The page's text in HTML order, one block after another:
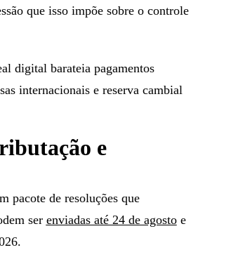
que isso impõe sobre o controle
digital barateia pagamentos
internacionais e reserva cambial
e
pacote de resoluções que
ser enviadas até 24 de agostoe